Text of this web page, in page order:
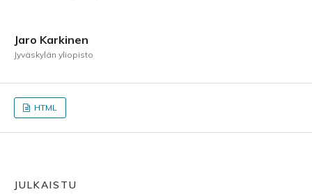
Jaro Karkinen
Jyväskylän yliopisto
HTML
JULKAISTU